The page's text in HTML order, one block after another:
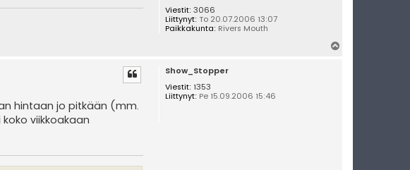
Viestit: 3066
Liittynyt: To 20.07.2006 13:07
Paikkakunta: Rivers Mouth
Show_Stopper
Viestit: 1353
Liittynyt: Pe 15.09.2006 15:46
hintaan jo pitkään (mm.
viikkoakaan